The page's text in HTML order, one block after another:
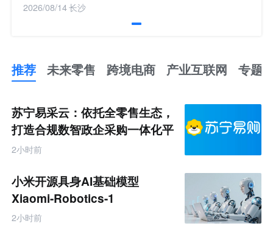
2026/08/14长沙
推荐 未来零售 跨境电商 产业互联网 专题
未
来
零
售
跨
境
商
产
业
互
联
网
苏宁易采云：依托全零售生态，
打造合规数智政企采购一体化平
台
2小时前
小米开源具身AI基础模型
Xiaomi-Robotics-1
2小时前